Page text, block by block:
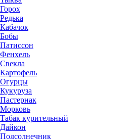
Горох
Редька
Кабачок
Бобы
Патиссон
Фенхель
Свекла
Картофель
Огурцы
Кукуруза
Пастернак
Морковь
Табак курительный
Дайкон
Подсолнечник